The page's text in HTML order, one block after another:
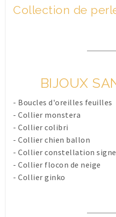
Collection de
BIJOUX
- Boucles d'oreilles feuilles
- Collier monstera
- Collier colibri
- Collier chien ballon
- Collier constellation
- Collier flocon de neige
- Collier ginko